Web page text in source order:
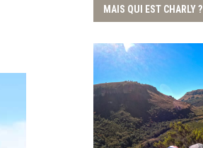
MAIS QUI EST CHARLY ?